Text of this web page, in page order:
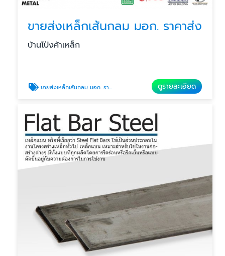
ขายส่งเหล็กเส้นกลม มอก. ราคาส่ง
บ้านโป่งค้าเหล็ก
ขายส่งเหล็กเส้นกลม มอก. ราคาส่ง ดูรายละเอียด